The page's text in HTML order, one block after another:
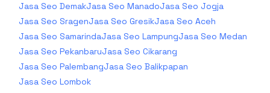
Jasa Seo DemakJasa Seo ManadoJasa Seo Jogja
Jasa Seo SragenJasa Seo GresikJasa Seo Aceh
Jasa Seo SamarindaJasa Seo LampungJasa Seo Medan
Jasa Seo PekanbaruJasa Seo Cikarang
Jasa Seo PalembangJasa Seo Balikpapan
Jasa Seo Lombok